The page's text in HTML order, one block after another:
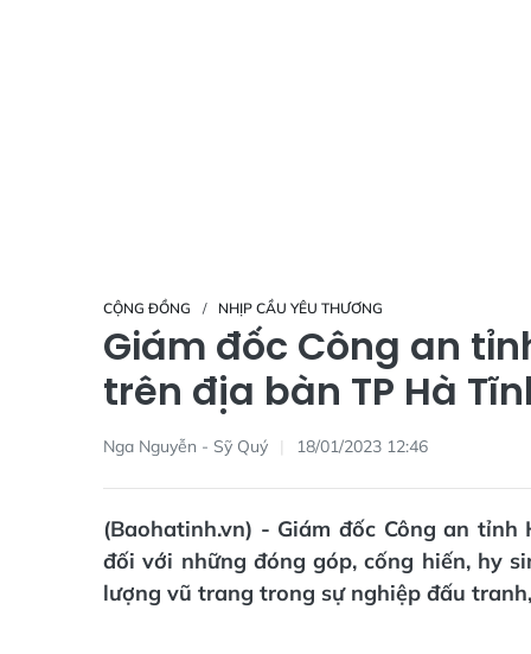
CỘNG ĐỒNG NHỊP CẦU YÊU THƯƠNG
Giám đốc Công an
trên địa bàn TP Hà
Nga Nguyễn - Sỹ Quý 18/01/2023 12:46
(Baohatinh.vn) - Giám đốc Công an
đối với những đóng góp, cống hiến, hy
lượng vũ trang trong sự nghiệp đấu